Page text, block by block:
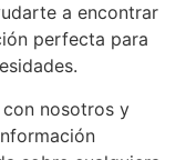
a encontrar
perfecta para
con nosotros y